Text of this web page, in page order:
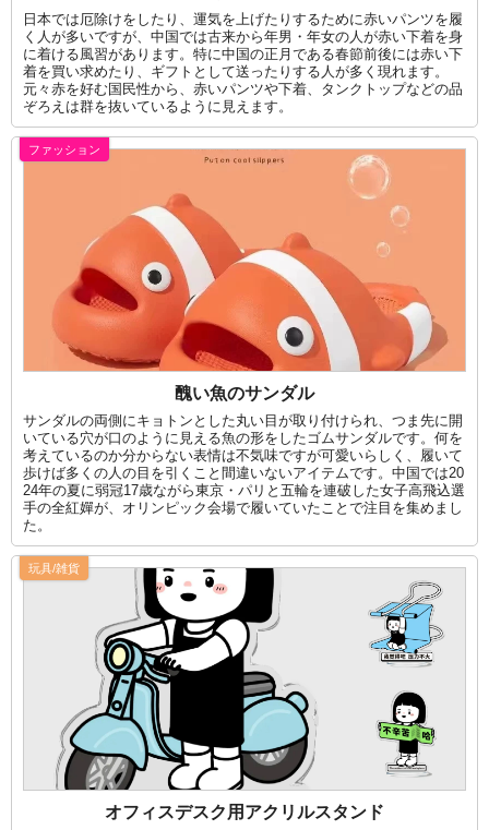
日本では厄除けをしたり、運気を上げたりするために赤いパンツを履
く人が多いですが、中国では古来から年男・年女の人が赤い下着を身
に着ける風習があります。特に中国の正月である春節前後には赤い下
着を買い求めたり、ギフトとして送ったりする人が多く現れます。
元々赤を好む国民性から、赤いパンツや下着、タンクトップなどの品
ぞろえは群を抜いているように見えます。
ファッション
醜い魚のサンダル
サンダルの両側にキョトンとした丸い目が取り付けられ、つま先に開
いている穴が口のように見える魚の形をしたゴムサンダルです。何を
考えているのか分からない表情は不気味ですが可愛いらしく、履いて
歩けば多くの人の目を引くこと間違いないアイテムです。中国では20
24年の夏に弱冠17歳ながら東京・パリと五輪を連破した女子高飛込選
手の全紅嬋が、オリンピック会場で履いていたことで注目を集めまし
た。
玩具/雑貨
オフィスデスク用アクリルスタンド